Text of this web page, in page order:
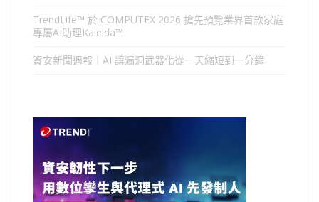
TrendLife™ 於 COMPUTEX 2026 搶先預覽業界首款家庭
專屬AI助理Kaleida™
資安新聞週報｜AI 讓漏洞武器化從一天縮短到一分鐘